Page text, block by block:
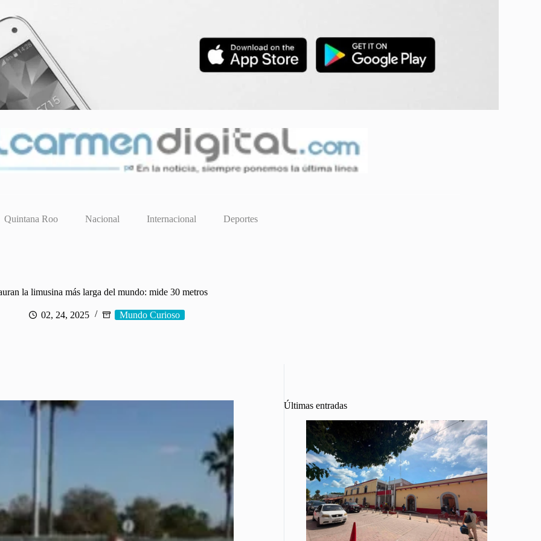
Quintana Roo Nacional Internacional Deportes
la limusina más larga del mundo: mide 30 metros
02, 24, 2025 Mundo Curioso
Últimas entradas